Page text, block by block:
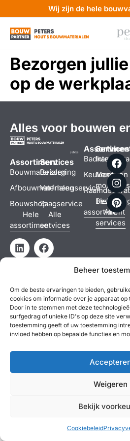
Beheer
Om de beste ervaringen te bieden,
cookies om informatie over je apparaat op
Door in te stemmen met deze
surfgedrag of unieke ID's op deze site
toestemming geeft of uw toestemming
invloed hebben op bepaalde functies en
Weigeren
Bekijk
Cookiebeleid
Wij zijn de hele
Bezorgen
op de
Alles voor bouwen
Assortiment
Bouwmaterialen
Afbouwmaterialen
Bouwshop
Hele
assortiment
Services
Bezorging
Verfmengservice
Zaagservice
Alle
services
Assortiment
Badkamers
Keukens
Hele
assortiment
Services
Meet- en
Bezorging
Alle
services
Copyright ©
2026
Gerealiseerd
Algemene